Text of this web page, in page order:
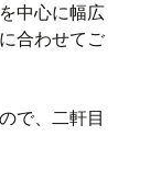
中心に幅広
合わせてご
で、二軒目